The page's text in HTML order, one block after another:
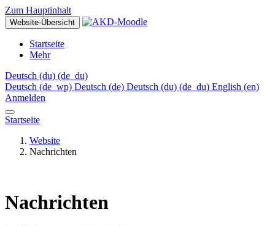
Zum Hauptinhalt
Website-Übersicht
Startseite
Mehr
Deutsch (du) ‎(de_du)‎
Deutsch ‎(de_wp)‎ Deutsch ‎(de)‎ Deutsch (du) ‎(de_du)‎ English ‎(en)‎
Anmelden
Startseite
Website
Nachrichten
Nachrichten